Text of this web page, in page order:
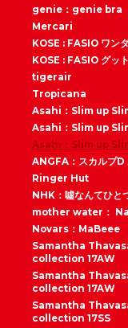
genie：genie bra
Mercari
KOSE : FASIO ワン
KOSE : FASIO グッ
tigerair
Tropicana
Asahi：Slim up
Asahi：Slim up
Asahi：Slim up
ANGFA：スカルプD
Ringer Hut
NHK：噓なんてひと
mother water：
Novars：MaBeee
Samantha
collection 17AW
Samantha
collection 17AW
Samantha
collection 17SS